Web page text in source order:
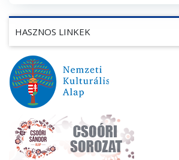
HASZNOS LINKEK